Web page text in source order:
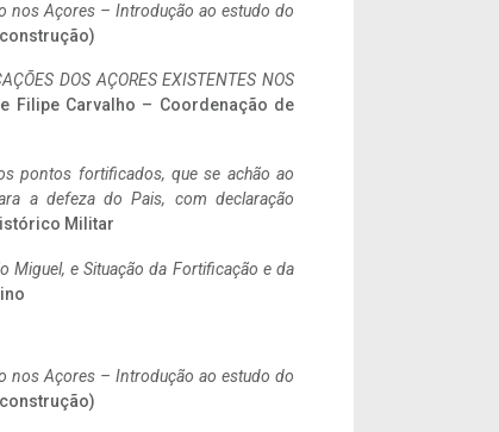
nos Açores – Introdução ao estudo do
DOS AÇORES EXISTENTES NOS
Filipe Carvalho – Coordenação de
pontos fortificados, que se achão ao
a defeza do Pais, com declaração
Militar
Miguel, e Situação da Fortificação e da
nos Açores – Introdução ao estudo do